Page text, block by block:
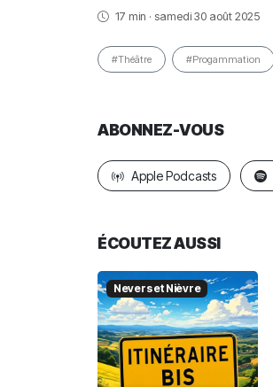
17 min · samedi 30 août 2025
#Théâtre #Progammation
ABONNEZ-VOUS
Apple Podcasts
ÉCOUTEZ AUSSI
Nevers et Nièvre